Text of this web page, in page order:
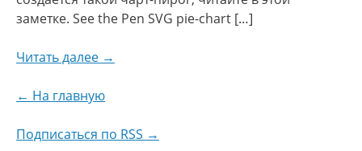
заметке. See the Pen SVG pie-chart […]
Читать далее →
← На главную
Подписаться по RSS →